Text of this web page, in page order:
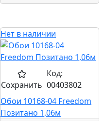
Нет в наличии
Сохранить
Код:
00403802
Обои 10168-04 Freedom
Позитано 1,06м